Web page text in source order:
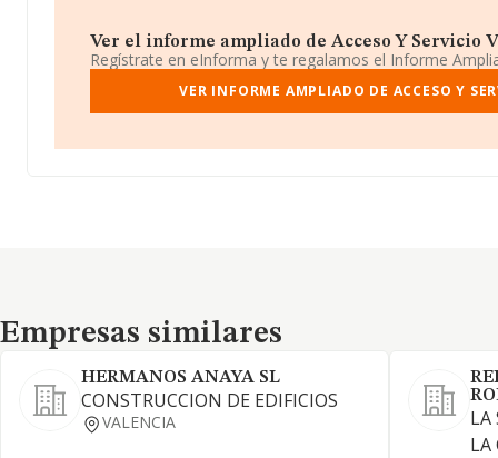
Ver el informe ampliado de Acceso Y Servicio
Regístrate en eInforma y te regalamos el Informe
VER INFORME AMPLIADO DE ACCESO Y
Empresas similares
Empresas similares
HERMANOS ANAYA SL
CONSTRUCCION DE EDIFICIOS
VALENCIA
LA
LA